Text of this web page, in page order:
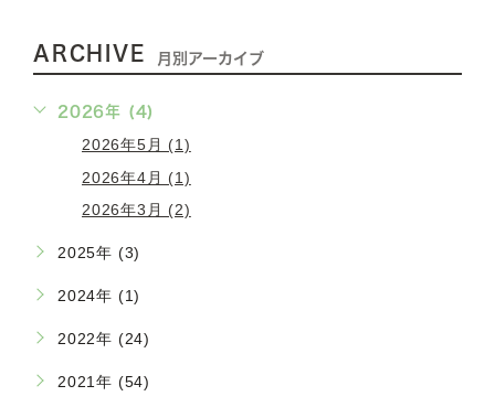
ARCHIVE 月別アーカイブ
2026年 (4)
2026年5月 (1)
2026年4月 (1)
2026年3月 (2)
2025年 (3)
2024年 (1)
2022年 (24)
2021年 (54)